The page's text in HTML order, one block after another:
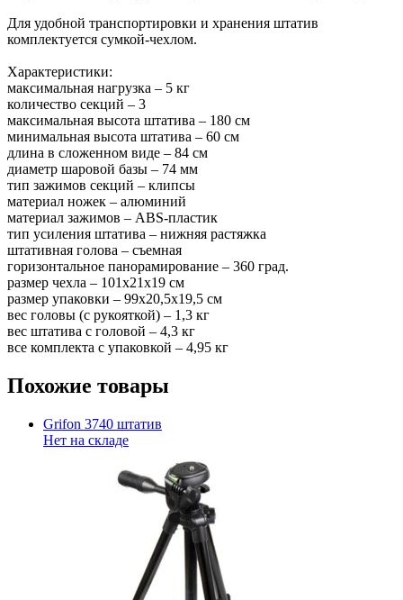
Для удобной транспортировки и хранения штатив
комплектуется сумкой-чехлом.
Характеристики:
максимальная нагрузка – 5 кг
количество секций – 3
максимальная высота штатива – 180 см
минимальная высота штатива – 60 см
длина в сложенном виде – 84 см
диаметр шаровой базы – 74 мм
тип зажимов секций – клипсы
материал ножек – алюминий
материал зажимов – ABS-пластик
тип усиления штатива – нижняя растяжка
штативная голова – съемная
горизонтальное панорамирование – 360 град.
размер чехла – 101х21х19 см
размер упаковки – 99х20,5х19,5 см
вес головы (с рукояткой) – 1,3 кг
вес штатива с головой – 4,3 кг
все комплекта с упаковкой – 4,95 кг
Похожие товары
Grifon 3740 штатив
Нет на складе